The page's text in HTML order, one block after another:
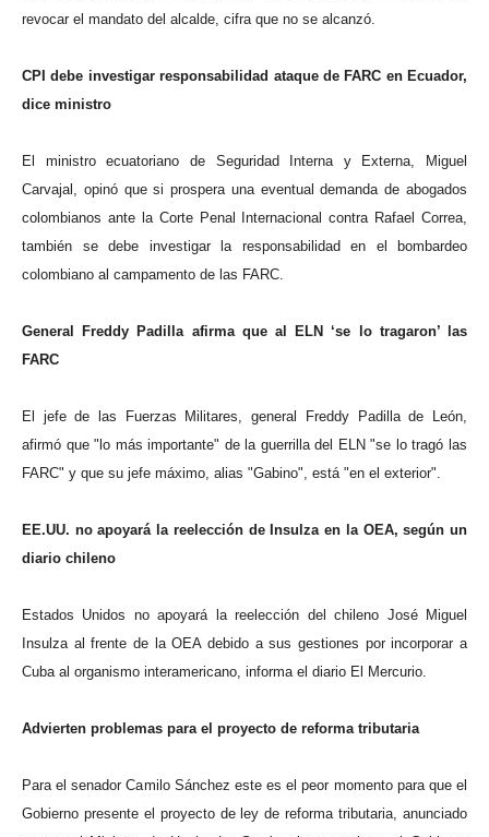
revocar el mandato del alcalde, cifra que no se alcanzó.
CPI debe investigar responsabilidad ataque de FARC en Ecuador,
dice ministro
El ministro ecuatoriano de Seguridad Interna y Externa, Miguel
Carvajal, opinó que si prospera una eventual demanda de abogados
colombianos ante la Corte Penal Internacional contra Rafael Correa,
también se debe investigar la responsabilidad en el bombardeo
colombiano al campamento de las FARC.
General Freddy Padilla afirma que al ELN ‘se lo tragaron’ las
FARC
El jefe de las Fuerzas Militares, general Freddy Padilla de León,
afirmó que "lo más importante" de la guerrilla del ELN "se lo tragó las
FARC" y que su jefe máximo, alias "Gabino", está "en el exterior".
EE.UU. no apoyará la reelección de Insulza en la OEA, según un
diario chileno
Estados Unidos no apoyará la reelección del chileno José Miguel
Insulza al frente de la OEA debido a sus gestiones por incorporar a
Cuba al organismo interamericano, informa el diario El Mercurio.
Advierten problemas para el proyecto de reforma tributaria
Para el senador Camilo Sánchez este es el peor momento para que el
Gobierno presente el proyecto de ley de reforma tributaria, anunciado